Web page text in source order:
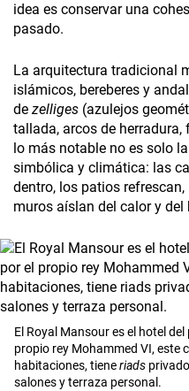
idea es conservar una
pasado.
La arquitectura tradicional
islámicos, bereberes y
de zelliges (azulejos­
tallada, arcos de
lo más notable no es solo
simbólica y climática: las
dentro, los patios
muros aíslan del calor y del
El Royal Mansour es el hotel
propio rey Mohammed VI, este
habitaciones, tieneriads
salones y terraza personal.